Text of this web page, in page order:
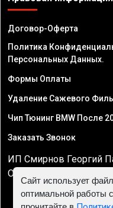
Договор-Оферта
Политика
Персональных Данных.
Формы Оплаты
Удаление Сажевого
Чип Тюнинг BMW После
Заказать Звонок
ИП Смирнов Георгий
ОГРНИП
Сайт использует
оптимальной работы